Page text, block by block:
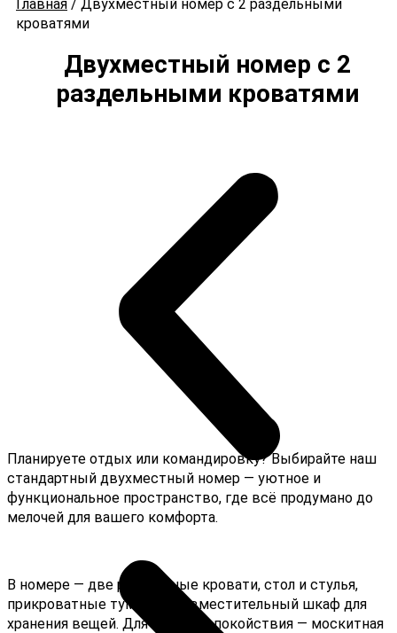
Главная / Двухместный номер с 2 раздельными
кроватями
Двухместный номер с 2
раздельными кроватями
Планируете отдых или командировку? Выбирайте наш
стандартный двухместный номер — уютное и
функциональное пространство, где всё продумано до
мелочей для вашего комфорта.
В номере — две раздельные кровати, стол и стулья,
прикроватные тумбочки и вместительный шкаф для
хранения вещей. Для вашего спокойствия — москитная